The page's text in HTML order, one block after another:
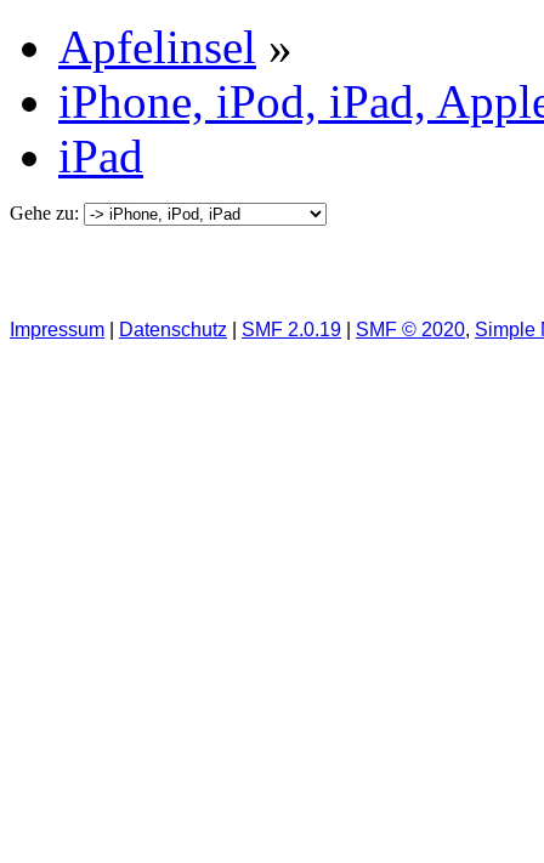
Apfelinsel »
iPhone, iPod, iPad,
iPad
Gehe zu:
Impressum Datenschutz SMF 2.0.19 SMF © 2020, Simple